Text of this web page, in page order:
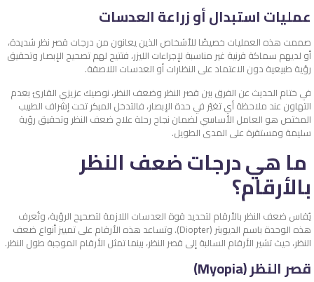
عمليات استبدال أو زراعة العدسات
صممت هذه العمليات خصيصًا للأشخاص الذين يعانون من درجات قصر نظر شديدة،
أو لديهم سماكة قرنية غير مناسبة لإجراءات الليزر، فتتيح لهم تصحيح الإبصار وتحقيق
رؤية طبيعية دون الاعتماد على النظارات أو العدسات اللاصقة.
في ختام الحديث عن الفرق بين قصر النظر وضعف النظر، نوصيك عزيزي القارئ بعدم
التهاون عند ملاحظة أي تغيّر في حدة الإبصار، فالتدخل المبكر تحت إشراف الطبيب
المختص هو العامل الأساسي لضمان نجاح رحلة علاج ضعف النظر وتحقيق رؤية
سليمة ومستقرة على المدى الطويل.
ما هي درجات ضعف النظر
بالأرقام؟
يُقاس ضعف النظر بالأرقام لتحديد قوة العدسات اللازمة لتصحيح الرؤية، وتُعرف
هذه الوحدة باسم الديوبتر (Diopter). وتساعد هذه الأرقام على تمييز أنواع ضعف
النظر، حيث تشير الأرقام السالبة إلى قصر النظر، بينما تمثل الأرقام الموجبة طول النظر.
قصر النظر (Myopia)